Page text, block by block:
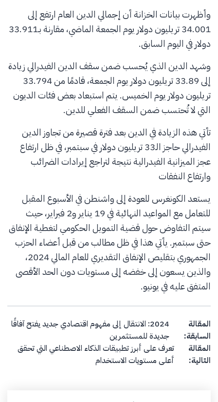
وأظهرت بيانات الخزانة أن إجمالي الدين العام ارتفع إلى
34.001 تريليون دولار يوم الجمعة الماضي، مقارنة بـ33.911
دولار في اليوم السابق.
وشهد الدين الذي يُحسب ضمن سقف الدين الفيدرالي زيادة
إلى 33.89 تريليون دولار يوم الجمعة، قادمًا من 33.794
تريليون دولار يوم الخميس. يتم استبعاد بعض فئات الديون
التي لا تُحتسب ضمن السقف الفعلي للدين.
تأتي هذه الزيادة في الدين بعد فترة قصيرة من تجاوز الدين
الفيدرالي حاجز الـ33 تريليون دولار في سبتمبر، في ظل ارتفاع
عجز الميزانية الفيدرالية نتيجة لتراجع إيرادات الضرائب
وارتفاع النفقات
يستعد الكونغرس للعودة إلى واشنطن في الأسبوع المقبل
للتعامل مع المواعيد النهائية في 19 يناير و2 فبراير، حيث
سيتم التفاوض حول قضية التمويل الحكومي لتغطية الإنفاق
حتى سبتمبر. يأتي هذا في ظل مطالب من قبل أعضاء الحزب
الجمهوري بتقليص الإنفاق التقديري للعام المالي 2024،
والذين يسعون إلى خفضه إلى مستويات دون الحد الأقصى
المتفق عليه في يونيو.
Post navigation
المقالة
السابقة:
2024: الانتقال إلى مفهوم اقتصادي جديد يفتح آفاقًا
جديدة للمستثمرين
المقالة
التالية:
تعرف على أبرز تطبيقات الذكاء الاصطناعي التي تحقق
أعلى مستويات الاستخدام